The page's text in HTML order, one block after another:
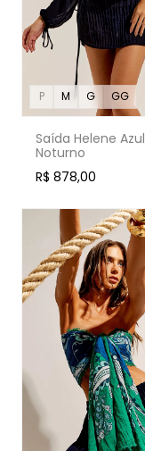
P M G GG
Saída Helene Azul
Noturno
R$ 878,00